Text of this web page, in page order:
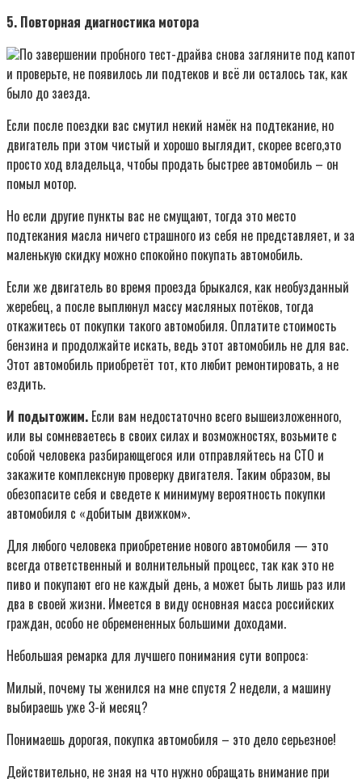
5. Повторная диагностика мотора
По завершении пробного тест-драйва снова загляните под капот
и проверьте, не появилось ли подтеков и всё ли осталось так, как
было до заезда.
Если после поездки вас смутил некий намёк на подтекание, но
двигатель при этом чистый и хорошо выглядит, скорее всего,это
просто ход владельца, чтобы продать быстрее автомобиль – он
помыл мотор.
Но если другие пункты вас не смущают, тогда это место
подтекания масла ничего страшного из себя не представляет, и за
маленькую скидку можно спокойно покупать автомобиль.
Если же двигатель во время проезда брыкался, как необузданный
жеребец, а после выплюнул массу масляных потёков, тогда
откажитесь от покупки такого автомобиля. Оплатите стоимость
бензина и продолжайте искать, ведь этот автомобиль не для вас.
Этот автомобиль приобретёт тот, кто любит ремонтировать, а не
ездить.
И подытожим. Если вам недостаточно всего вышеизложенного,
или вы сомневаетесь в своих силах и возможностях, возьмите с
собой человека разбирающегося или отправляйтесь на СТО и
закажите комплексную проверку двигателя. Таким образом, вы
обезопасите себя и сведете к минимуму вероятность покупки
автомобиля с «добитым движком».
Для любого человека приобретение нового автомобиля — это
всегда ответственный и волнительный процесс, так как это не
пиво и покупают его не каждый день, а может быть лишь раз или
два в своей жизни. Имеется в виду основная масса российских
граждан, особо не обремененных большими доходами.
Небольшая ремарка для лучшего понимания сути вопроса:
Милый, почему ты женился на мне спустя 2 недели, а машину
выбираешь уже 3-й месяц?
Понимаешь дорогая, покупка автомобиля – это дело серьезное!
Действительно, не зная на что нужно обращать внимание при